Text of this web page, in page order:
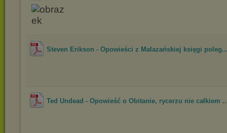
Steven Erikson - Opowieści z Malazańskiej księgi
Ted Undead - Opowieść o Obitanie, rycerzu nie całkiem